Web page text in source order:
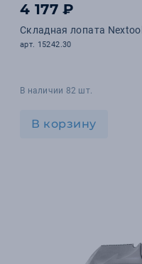
4 177 ₽
Складная лопата
арт. 15242.30
В наличии 82 шт.
В корзину